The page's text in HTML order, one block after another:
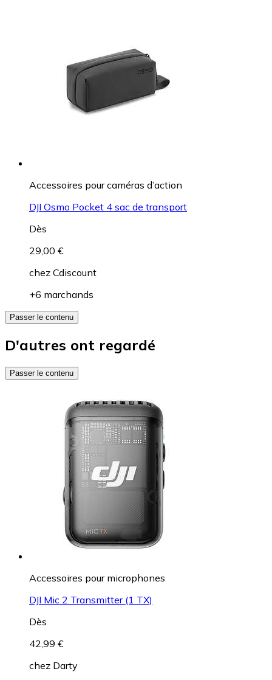
Accessoires pour caméras d’action
DJI Osmo Pocket 4 sac de transport
Dès
29,00 €
chez Cdiscount
+6 marchands
Passer le contenu
D'autres ont regardé
Passer le contenu
Accessoires pour microphones
DJI Mic 2 Transmitter (1 TX)
Dès
42,99 €
chez Darty